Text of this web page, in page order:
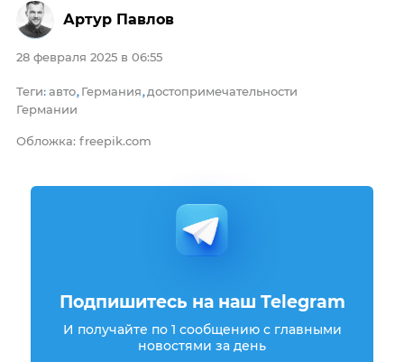
28 февраля 2025 в 06:55
Теги: авто, Германия, достопримечательности
Германии
Обложка: freepik.com
Артур Павлов
Подпишитесь на наш Telegram
И получайте по 1 сообщению с главными
новостями за день